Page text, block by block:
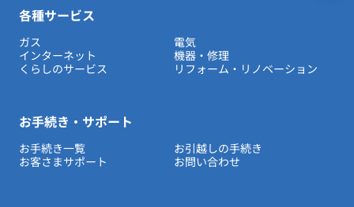
各種サービス
ガス
電気
インターネット
機器・修理
くらしのサービス
リフォーム・リノベーション
お手続き・サポート
お手続き一覧
お引越しの手続き
お客さまサポート
お問い合わせ